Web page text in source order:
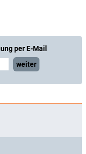
per E-Mail
weiter